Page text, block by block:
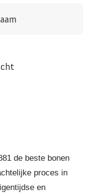
de beste bonen
proces in
en